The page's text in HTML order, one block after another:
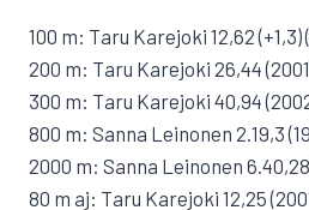
100 m: Taru Karejoki 12,62 (+1,3)
200 m: Taru Karejoki 26,44
300 m: Taru Karejoki 40,94
800 m: Sanna Leinonen 2.19,3
2000 m: Sanna Leinonen
80 m aj: Taru Karejoki 12,25